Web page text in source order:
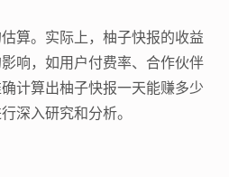
算。实际上，柚子快报的收益
响，如用户付费率、合作伙伴
计算出柚子快报一天能赚多少
深入研究和分析。